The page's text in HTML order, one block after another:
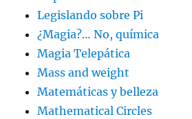
Legislando sobre Pi
¿Magia?… No, química
Magia Telepática
Mass and weight
Matemáticas y belleza
Mathematical Circles